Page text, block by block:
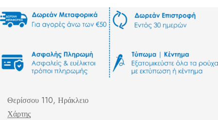
Θερίσσου 110, Ηράκλειο
Χάρτης